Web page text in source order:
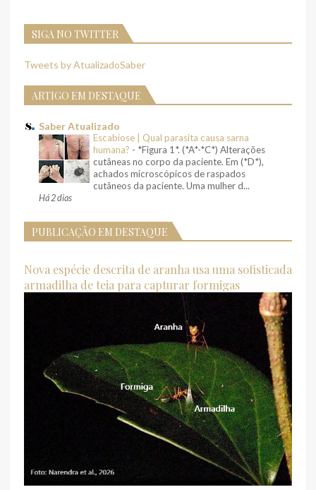
SIGA NO TWITTER
Tweets by AtualizadoSaber
ARTIGO EM DESTAQUE
Saber Atualizado
Escabiose | Qual parasita causa sarna
humana? - *Figura 1*. (*A*-*C*) Alterações
cutâneas no corpo da paciente. Em (*D*),
achados microscópicos de raspados
cutâneos da paciente. Uma mulher d...
Há 2 dias
PUBLICAÇÃO EM DESTAQUE
Nova espécie descrita de aranha usa uma sofisticada
armadilha de teia para capturar formigas